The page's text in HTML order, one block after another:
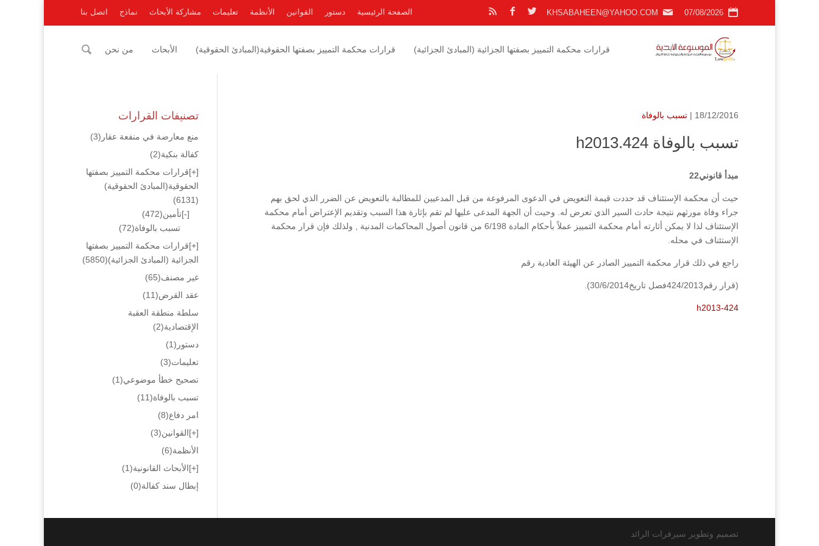
07/08/2026
KHSABAHEEN@YAHOO.COM الصفحة الرئيسية دستور القوانين الأنظمة تعليمات مشاركة الأبحاث نماذج اتصل بنا
قرارات محكمة التمييز بصفتها الجزائية (المبادئ الجزائية) قرارات محكمة التمييز بصفتها الحقوقية(المبادئ الحقوقية) الأبحاث من نحن
18/12/2016 | تسبب بالوفاة
تسبب بالوفاة h2013.424
مبدأ قانوني22
حيث أن محكمة الإستئناف قد حددت قيمة التعويض في الدعوى المرفوعة من قبل المدعيين للمطالبة بالتعويض عن الضرر الذي لحق بهم
جراء وفاة مورثهم نتيجة حادث السير الذي تعرض له. وحيث أن الجهة المدعى عليها لم تقم بإثارة هذا السبب وتقديم الإعتراض أمام محكمة
الإستئناف لذا لا يمكن أثارته أمام محكمة التمييز عملاً بأحكام المادة 6/198 من قانون أصول المحاكمات المدنية , ولذلك فإن قرار محكمة
الإستئناف في محله.
راجع في ذلك قرار محكمة التمييز الصادر عن الهيئة العادية رقم
(قرار رقم424/2013فصل تاريخ30/6/2014).
h2013-424
تصنيفات القرارات
منع معارضة في منفعة عقار (3)
كفالة بنكية(2)
[+]قرارات محكمة التمييز بصفتها
الحقوقية(المبادئ الحقوقية)
(6131)
[-]تأمين(472)
تسبب بالوفاة(72)
[+]قرارات محكمة التمييز بصفتها
الجزائية (المبادئ الجزائية)(5850)
غير مصنف(65)
عقد القرض(11)
سلطة منطقة العقبة
الإقتصادية(2)
دستور (1)
تعليمات(3)
تصحيح خطأ موضوعي(1)
تسبب بالوفاة(11)
امر دفاع(8)
[+]القوانين(3)
الأنظمة(6)
[+]الأبحاث القانونية(1)
إبطال سند كفالة(0)
تصميم وتطوير سيرفرات الرائد